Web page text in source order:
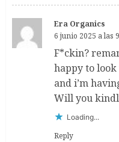
Era Organics
6 junio 2025 a las
F*ckin?
happy to look
and i’m
Will you
Loading...
Reply